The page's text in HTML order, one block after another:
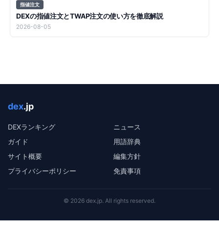
指値注文
DEXの指値注文とTWAP注文の使い方を徹底解説
2026-08-05
dex.jp
DEXランキング
ニュース
ガイド
用語辞典
サイト概要
編集方針
プライバシーポリシー
免責事項
© 2026 dex.jp. All rights reserved.